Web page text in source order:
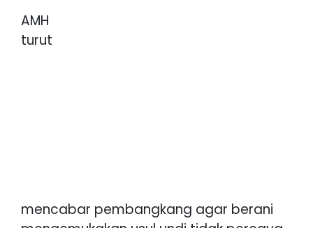
AMH
turut
mencabar pembangkang agar berani